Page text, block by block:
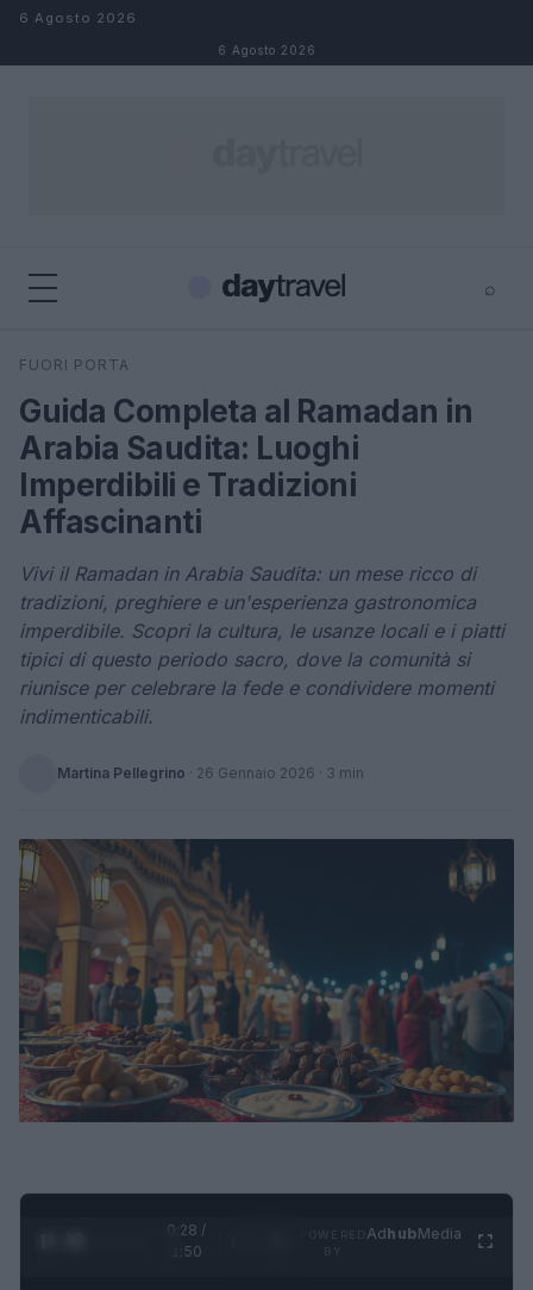
Salta al contenuto
6 Agosto 2026
6 Agosto 2026
⌕
Cerca
FUORI PORTA
Guida Completa al Ramadan in
Arabia Saudita: Luoghi
Imperdibili e Tradizioni
Affascinanti
Vivi il Ramadan in Arabia Saudita: un mese ricco di
tradizioni, preghiere e un'esperienza gastronomica
imperdibile. Scopri la cultura, le usanze locali e i piatti
tipici di questo periodo sacro, dove la comunità si
riunisce per celebrare la fede e condividere momenti
indimenticabili.
Martina Pellegrino · 26 Gennaio 2026 · 3 min
0:29 /
1:50
AdhubMedia